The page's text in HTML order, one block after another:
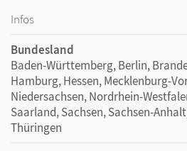
Infos
Bundesland
Baden-Württemberg, Berlin,
Hamburg, Hessen, Mecklenburg-
Niedersachsen, Nordrhein-
Saarland, Sachsen, Sachsen-
Thüringen